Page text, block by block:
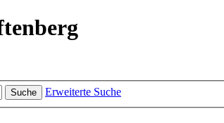
Suche Erweiterte Suche